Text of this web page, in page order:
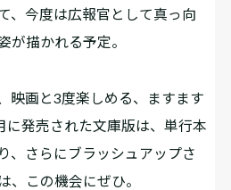
、今度は広報官として真っ向
が描かれる予定。
映画と3度楽しめる、ますます
に発売された文庫版は、単行本
、さらにブラッシュアップさ
、この機会にぜひ。